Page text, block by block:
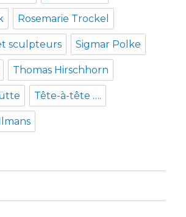
Rosemarie Trockel
sculpteurs Sigmar Polke
Thomas Hirschhorn
Tête-à-tête ….